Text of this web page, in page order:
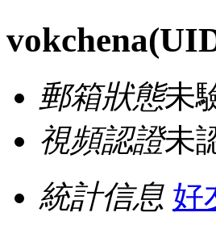
vokchena
郵箱狀態未
視頻認證未
統計信息 好